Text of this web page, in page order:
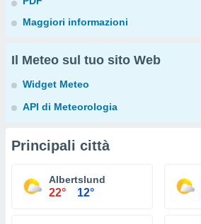
Maggiori informazioni
Il Meteo sul tuo sito Web
Widget Meteo
API di Meteorologia
Principali città
Albertslund
22° 12°